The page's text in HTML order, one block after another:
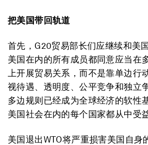
把美国带回轨道
首先，G20贸易部长们应继续和美
美国在内的所有成员都同意应当在
上开展贸易关系，而不是靠单边行
视待遇、透明度、公平竞争和独立
多边规则已经成为全球经济的软性
美国社会在内的每个国家都从中受益
美国退出WTO将严重损害美国自身